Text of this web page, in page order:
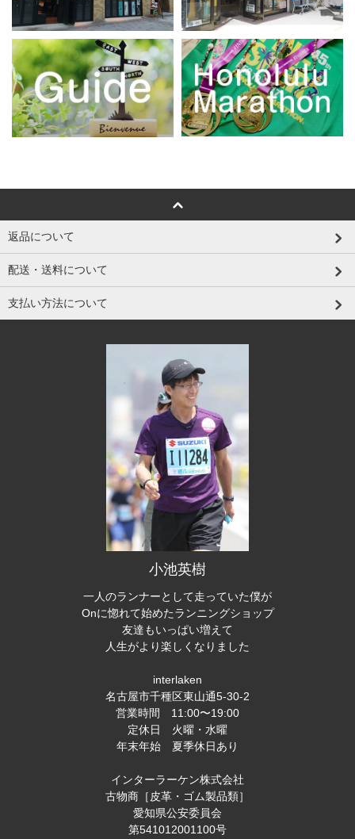
返品について
配送・送料について
支払い方法について
小池英樹
一人のランナーとして走っていた僕が
Onに惚れて始めたランニングショップ
友達もいっぱい増えて
人生がより楽しくなりました
interlaken
名古屋市千種区東山通5-30-2
営業時間 11:00〜19:00
定休日 火曜・水曜
年末年始 夏季休日あり
インターラーケン株式会社
古物商［皮革・ゴム製品類］
愛知県公安委員会
第541012001100号